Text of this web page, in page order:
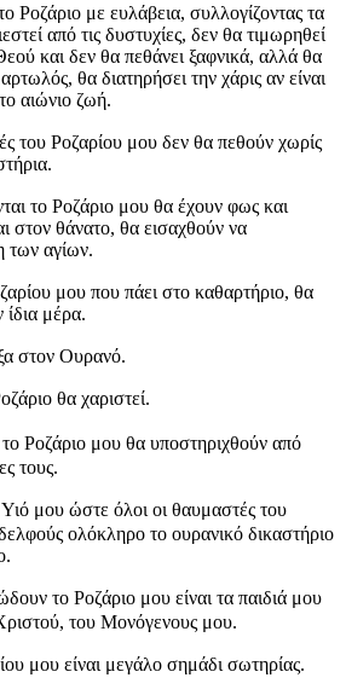
Ροζάριο με ευλάβεια, συλλογίζοντας τα
από τις δυστυχίες, δεν θα τιμωρηθεί
και δεν θα πεθάνει ξαφνικά, αλλά θα
θα διατηρήσει την χάρις αν είναι
αιώνιο ζωή.
του Ροζαρίου μου δεν θα πεθούν χωρίς
το Ροζάριο μου θα έχουν φως και
στον θάνατο, θα εισαχθούν να
των αγίων.
μου που πάει στο καθαρτήριο, θα
μέρα.
στον Ουρανό.
θα χαριστεί.
Ροζάριο μου θα υποστηριχθούν από
τους.
μου ώστε όλοι οι θαυμαστές του
ολόκληρο το ουρανικό δικαστήριο
το Ροζάριο μου είναι τα παιδιά μου
του Μονόγενους μου.
μου είναι μεγάλο σημάδι σωτηρίας.